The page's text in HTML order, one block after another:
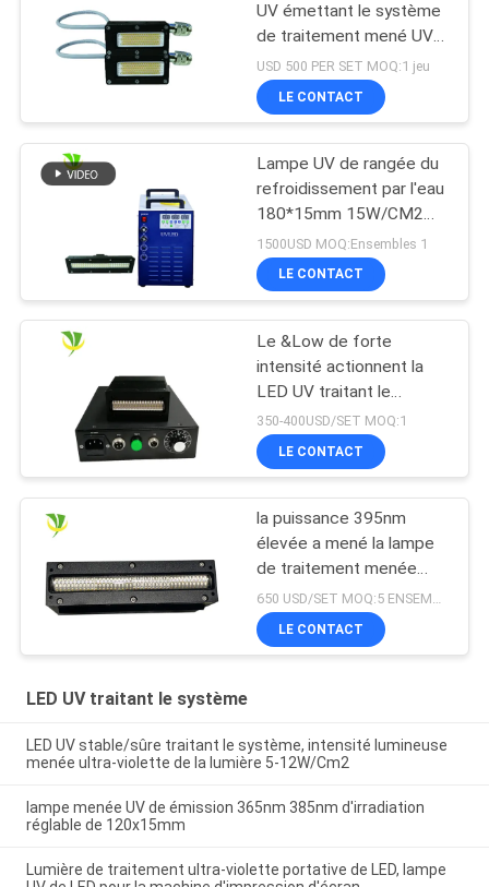
UV émettant le système
de traitement mené UV
de puissance élevée de
la longueur d'onde
395nm de la taille 50x20
USD 500 PER SET MOQ:1 jeu
LE CONTACT
Lampe UV de rangée du
refroidissement par l'eau
180*15mm 15W/CM2
395nm LED
1500USD MOQ:Ensembles 1
LE CONTACT
Le &Low de forte
intensité actionnent la
LED UV traitant le
dessiccateur UV de
lampe pour l'encre
traitée
350-400USD/SET MOQ:1
LE CONTACT
la puissance 395nm
élevée a mené la lampe
de traitement menée
ultra-violette pour
l'imprimante UV à plat
650 USD/SET MOQ:5 ENSEMBLES
LE CONTACT
LED UV traitant le système
LED UV stable/sûre traitant le système, intensité lumineuse
menée ultra-violette de la lumière 5-12W/Cm2
lampe menée UV de émission 365nm 385nm d'irradiation
réglable de 120x15mm
Lumière de traitement ultra-violette portative de LED, lampe